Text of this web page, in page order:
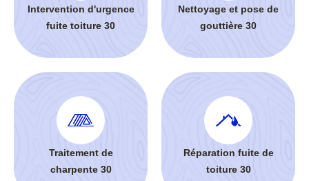
Intervention d'urgence
fuite toiture 30
Nettoyage et pose de
gouttière 30
Traitement de
charpente 30
Réparation fuite de
toiture 30